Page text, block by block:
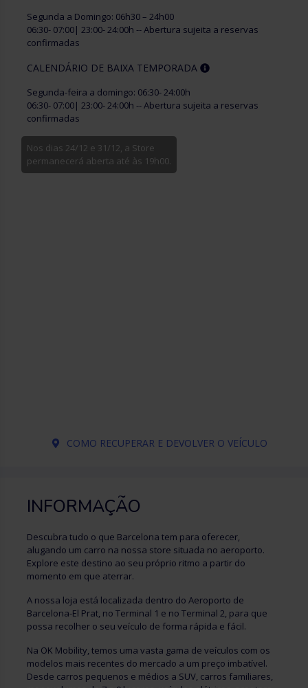
Segunda a Domingo: 06h30 – 24h00
06:30- 07:00| 23:00- 24:00h -- Abertura sujeita a reservas
confirmadas
CALENDÁRIO DE BAIXA TEMPORADA
Segunda-feira a domingo: 06:30- 24:00h
06:30- 07:00| 23:00- 24:00h -- Abertura sujeita a reservas
confirmadas
Nos dias 24/12 e 31/12, a Store
permanecerá aberta até às 19h00.
COMO RECUPERAR E DEVOLVER O VEÍCULO
INFORMAÇÃO
Descubra tudo o que Barcelona tem para oferecer,
alugando um carro na nossa store situada no aeroporto.
Explore este destino ao seu próprio ritmo a partir do
momento em que aterrar.
A nossa loja está localizada dentro do Aeroporto de
Barcelona-El Prat, no Terminal 1 e no Terminal 2, para que
possa recolher o seu veículo de forma rápida e fácil.
Na OK Mobility, temos uma vasta gama de veículos com os
modelos mais recentes do mercado a um preço imbatível.
Desde carros pequenos e médios a SUV, carros familiares,